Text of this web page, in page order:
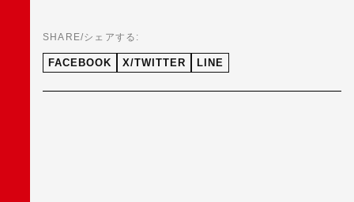
SHARE/シェアする:
FACEBOOK X/TWITTER LINE